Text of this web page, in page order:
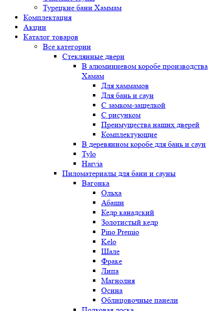
Турецкие бани Хаммам
Комплектация
Акции
Каталог товаров
Все категории
Стеклянные двери
В алюминиевом коробе производства
Хамам
Для хаммамов
Для бань и саун
С замком-защелкой
С рисунком
Преимущества наших дверей
Комплектующие
В деревянном коробе для бань и саун
Tylo
Harvia
Пиломатериалы для бани и сауны
Вагонка
Ольха
Абаши
Кедр канадский
Золотистый кедр
Pino Premio
Kelo
Шале
Фраке
Липа
Магнолия
Осина
Облицовочные панели